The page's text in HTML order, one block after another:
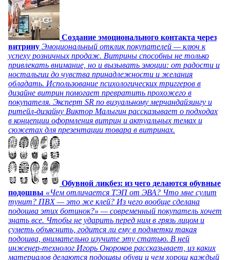
Создание эмоционального контакта через
витрину Эмоциональный отклик покупателей — ключ к
успеху розничных продаж. Витрины способны не только
привлекать внимание, но и вызывать эмоции: от радости и
ностальгии до чувства принадлежности и желания
обладать. Использование психологических триггеров в
дизайне витрин помогает превратить прохожего в
покупателя. Эксперт SR по визуальному мерчандайзингу и
ритейл-дизайну Виктор Малыгин рассказывает о подходах
в концепции оформления витрин и актуальных темах и
сюжетах для презентации товара в витринах.
Обувной ликбез: из чего делаются обувные
подошвы «Чем отличается ТЭП от ЭВА? Что мне сулит
тунит? ПВХ — это же клей? Из чего вообще сделана
подошва этих ботинок?» — современный покупатель хочет
знать все. Чтобы не ударить перед ним в грязь лицом и
суметь объяснить, годится ли ему в подметки такая
подошва, внимательно изучите эту статью. В ней
инженер-технолог Игорь Окороков рассказывает, из каких
материалов делаются подошвы обуви и чем хорош каждый